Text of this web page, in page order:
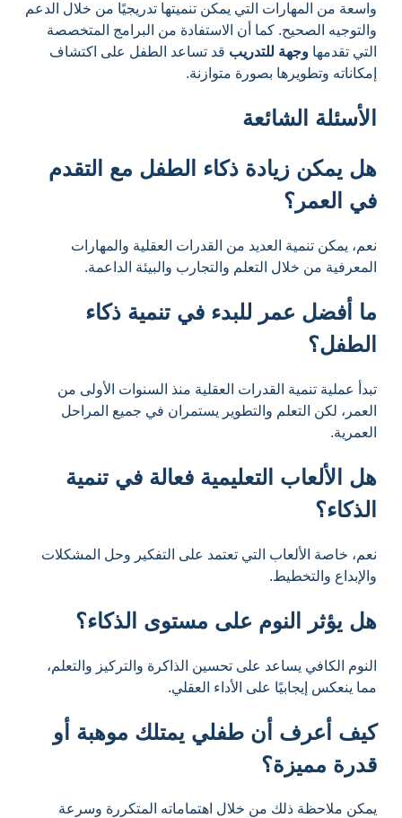
واسعة من المهارات التي يمكن تنميتها تدريجيًا من خلال الدعم
والتوجيه الصحيح. كما أن الاستفادة من البرامج المتخصصة
التي تقدمها وجهة للتدريب قد تساعد الطفل على اكتشاف
إمكاناته وتطويرها بصورة متوازنة.
الأسئلة الشائعة
هل يمكن زيادة ذكاء الطفل مع التقدم
في العمر؟
نعم، يمكن تنمية العديد من القدرات العقلية والمهارات
المعرفية من خلال التعلم والتجارب والبيئة الداعمة.
ما أفضل عمر للبدء في تنمية ذكاء
الطفل؟
تبدأ عملية تنمية القدرات العقلية منذ السنوات الأولى من
العمر، لكن التعلم والتطوير يستمران في جميع المراحل
العمرية.
هل الألعاب التعليمية فعالة في تنمية
الذكاء؟
نعم، خاصة الألعاب التي تعتمد على التفكير وحل المشكلات
والإبداع والتخطيط.
هل يؤثر النوم على مستوى الذكاء؟
النوم الكافي يساعد على تحسين الذاكرة والتركيز والتعلم،
مما ينعكس إيجابيًا على الأداء العقلي.
كيف أعرف أن طفلي يمتلك موهبة أو
قدرة مميزة؟
يمكن ملاحظة ذلك من خلال اهتماماته المتكررة وسرعة